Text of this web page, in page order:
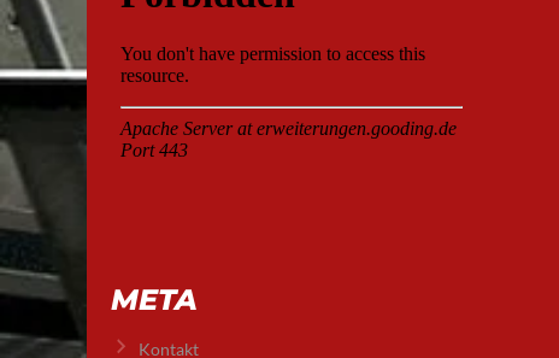
META
Kontakt